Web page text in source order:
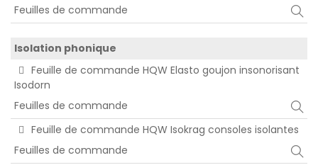
Feuilles de commande
Isolation phonique
Feuille de commande HQW Elasto goujon insonorisant
Isodorn
Feuilles de commande
Feuille de commande HQW Isokrag consoles isolantes
Feuilles de commande